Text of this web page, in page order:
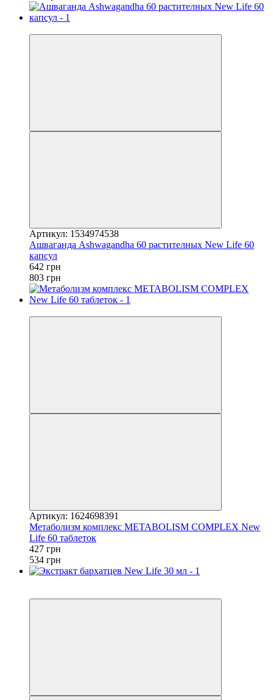
Артикул: 1534974538
Ашваганда Ashwagandha 60 растителных New Life 60
капсул
642 грн
803 грн
Артикул: 1624698391
Метаболизм комплекс METABOLISM COMPLEX New
Life 60 таблеток
427 грн
534 грн